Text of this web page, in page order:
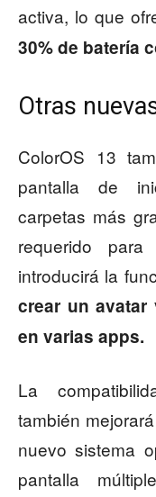
activa, lo que
30% de batería
Otras
ColorOS 13
pantalla de
carpetas más
requerido para
introducirá la
crear un
en varias apps.
La
también
nuevo sistema
pantalla